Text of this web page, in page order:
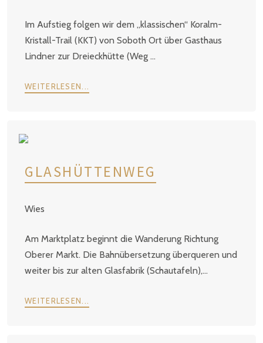
Im Aufstieg folgen wir dem „klassischen“ Koralm-
Kristall-Trail (KKT) von Soboth Ort über Gasthaus
Lindner zur Dreieckhütte (Weg ...
WEITERLESEN...
GLASHÜTTENWEG
Wies
Am Marktplatz beginnt die Wanderung Richtung
Oberer Markt. Die Bahnübersetzung überqueren und
weiter bis zur alten Glasfabrik (Schautafeln),...
WEITERLESEN...